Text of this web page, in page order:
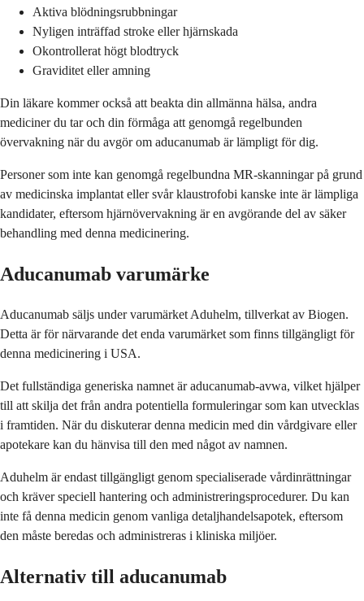
Aktiva blödningsrubbningar
Nyligen inträffad stroke eller hjärnskada
Okontrollerat högt blodtryck
Graviditet eller amning
Din läkare kommer också att beakta din allmänna hälsa, andra
mediciner du tar och din förmåga att genomgå regelbunden
övervakning när du avgör om aducanumab är lämpligt för dig.
Personer som inte kan genomgå regelbundna MR-skanningar på grund
av medicinska implantat eller svår klaustrofobi kanske inte är lämpliga
kandidater, eftersom hjärnövervakning är en avgörande del av säker
behandling med denna medicinering.
Aducanumab varumärke
Aducanumab säljs under varumärket Aduhelm, tillverkat av Biogen.
Detta är för närvarande det enda varumärket som finns tillgängligt för
denna medicinering i USA.
Det fullständiga generiska namnet är aducanumab-avwa, vilket hjälper
till att skilja det från andra potentiella formuleringar som kan utvecklas
i framtiden. När du diskuterar denna medicin med din vårdgivare eller
apotekare kan du hänvisa till den med något av namnen.
Aduhelm är endast tillgängligt genom specialiserade vårdinrättningar
och kräver speciell hantering och administreringsprocedurer. Du kan
inte få denna medicin genom vanliga detaljhandelsapotek, eftersom
den måste beredas och administreras i kliniska miljöer.
Alternativ till aducanumab